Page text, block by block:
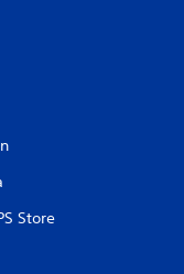
Store